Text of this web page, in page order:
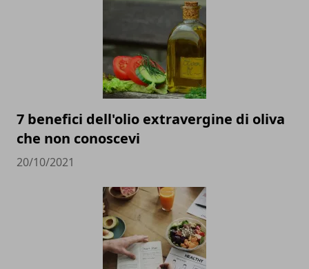
7 benefici dell'olio extravergine di oliva
che non conoscevi
20/10/2021